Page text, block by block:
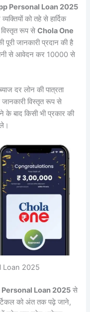
Personal Loan 2025
को तहे से हार्दिक
विस्तृत रूप सेChola One
पूरी जानकारी प्रदान की है
से आवेदन कर 10000 से
दर लोन की पात्रता
विस्तृत रूप से
बाद किसी भी प्रकार की
Loan 2025
Loan 2025 से
को अंत तक पढ़े जाने,